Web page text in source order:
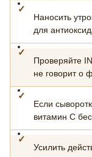
Наносить
для
Проверяйте
не говорит о
Если
витамин С
Усилить